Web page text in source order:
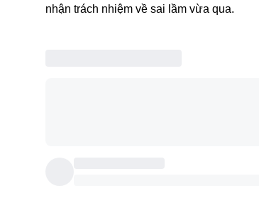
nhận trách nhiệm về sai lầm vừa qua.